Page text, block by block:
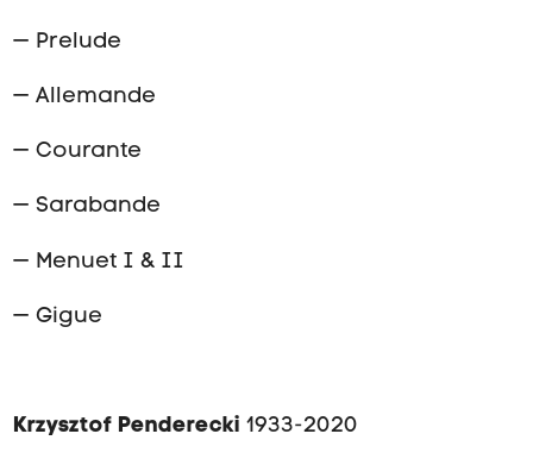
— Prelude
— Allemande
— Courante
— Sarabande
— Menuet I & II
— Gigue
Krzysztof Penderecki 1933-2020